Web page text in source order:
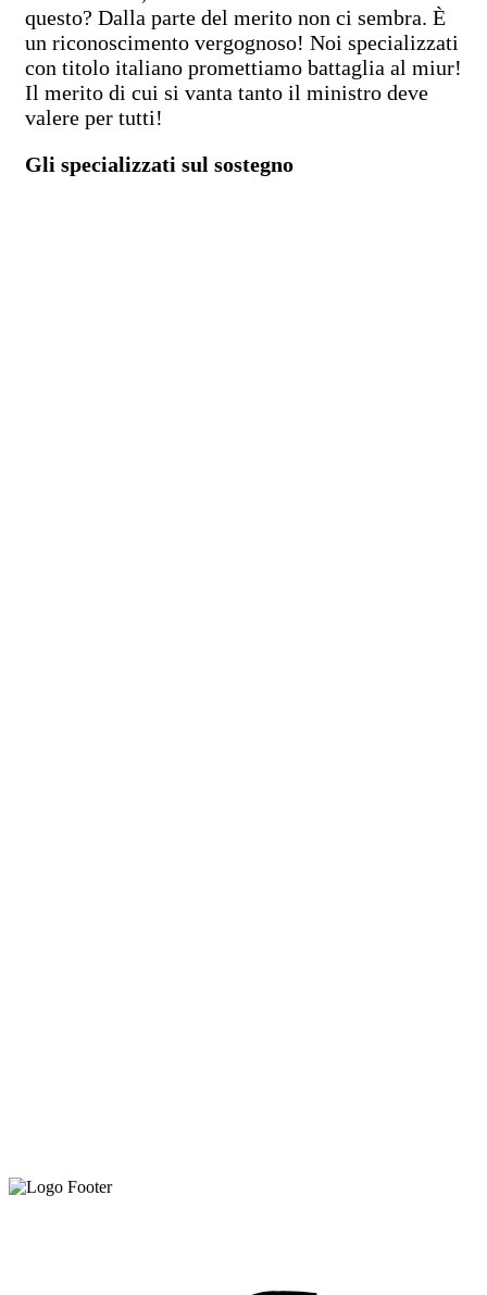
questo? Dalla parte del merito non ci sembra. È
un riconoscimento vergognoso! Noi specializzati
con titolo italiano promettiamo battaglia al miur!
Il merito di cui si vanta tanto il ministro deve
valere per tutti!
Gli specializzati sul sostegno